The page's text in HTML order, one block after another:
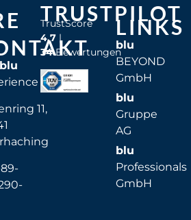
blu
11,
LINKS
blu
BEYOND
GmbH
blu
Gruppe
AG
blu
Professionals
GmbH
TRUSTPILOT
TrustScore
4.7|
34Bewertungen